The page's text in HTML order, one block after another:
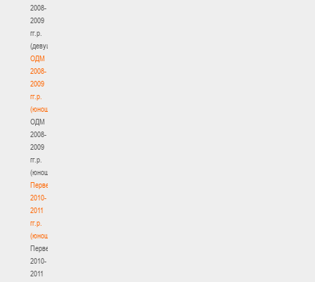
2008-
2009
гг.р.
(девушки)
ОДМ
2008-
2009
гг.р.
(юноши)
ОДМ
2008-
2009
гг.р.
(юноши)
Первенство
2010-
2011
гг.р.
(юноши)
Первенство
2010-
2011